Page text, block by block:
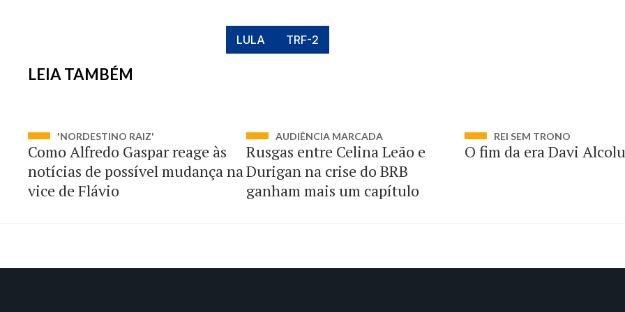
LULA TRF-2
LEIA TAMBÉM
'NORDESTINO RAIZ'
Como Alfredo Gaspar reage às
notícias de possível mudança na
vice de Flávio
AUDIÊNCIA MARCADA
Rusgas entre Celina Leão e
Durigan na crise do BRB
ganham mais um capítulo
REI SEM TRONO
O fim da era Davi